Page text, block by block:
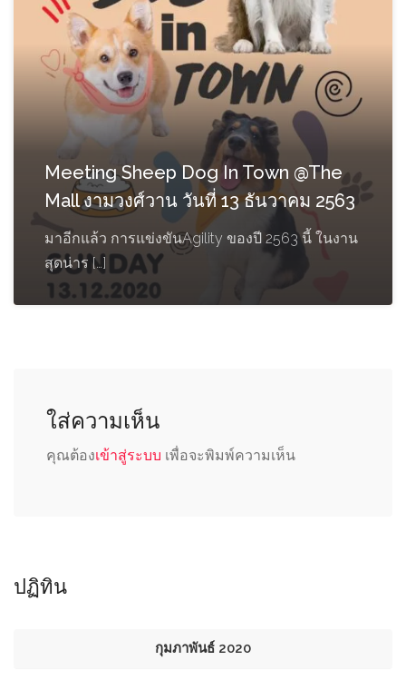
Meeting Sheep Dog In Town @The
Mall งามวงศ์วาน วันที่ 13 ธันวาคม 2563
มาอีกแล้ว การแข่งขันAgility ของปี 2563 นี้ ในงาน
สุดน่าร […]
ใส่ความเห็น
คุณต้องเข้าสู่ระบบ เพื่อจะพิมพ์ความเห็น
ปฏิทิน
กุมภาพันธ์ 2020